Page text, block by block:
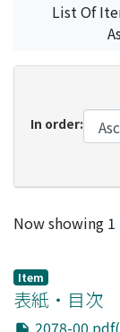
List Of
In order:
Recent
Now showing 1
Item
表紙・目次
2078-